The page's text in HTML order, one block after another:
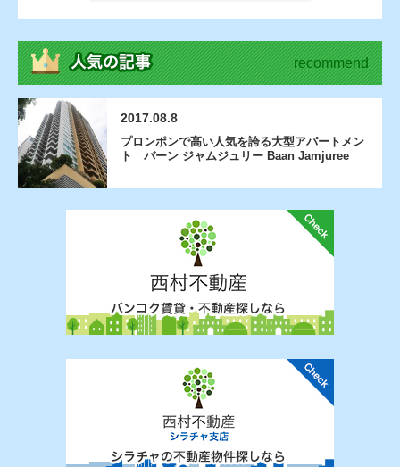
recommend
2017.08.8
プロンポンで高い人気を誇る大型アパートメン
ト バーン ジャムジュリー Baan Jamjuree